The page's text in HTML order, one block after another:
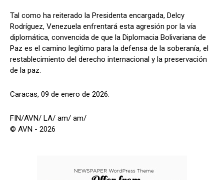
Tal como ha reiterado la Presidenta encargada, Delcy
Rodríguez, Venezuela enfrentará esta agresión por la vía
diplomática, convencida de que la Diplomacia Bolivariana de
Paz es el camino legítimo para la defensa de la soberanía, el
restablecimiento del derecho internacional y la preservación
de la paz.
Caracas, 09 de enero de 2026.
FIN/AVN/ LA/ am/ am/
© AVN - 2026